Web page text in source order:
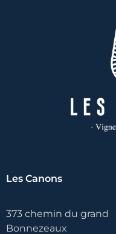
Les Canons
373 chemin du grand
Bonnezeaux